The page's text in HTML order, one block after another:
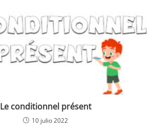
Le conditionnel présent
10 julio 2022